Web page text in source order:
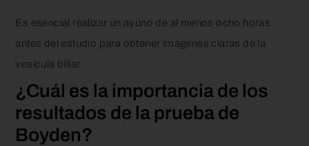
Es esencial realizar un ayuno de al menos ocho horas
antes del estudio para obtener imágenes claras de la
vesícula biliar.
¿Cuál es la importancia de los
resultados de la prueba de
Boyden?